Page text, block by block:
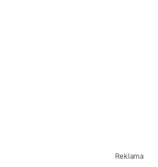
Reklama